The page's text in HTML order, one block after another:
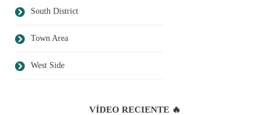
South District
Town Area
West Side
VÍDEO RECIENTE 🔥